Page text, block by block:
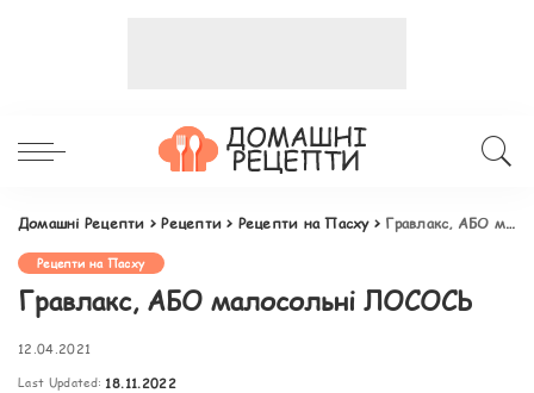
Домашні Рецепти >Рецепти > Рецепти на Пасху> Гравлакс, АБО малосольні ЛОСОСЬ
Рецепти на Пасху
Гравлакс, АБО малосольні ЛОСОСЬ
12.04.2021
Last Updated: 18.11.2022